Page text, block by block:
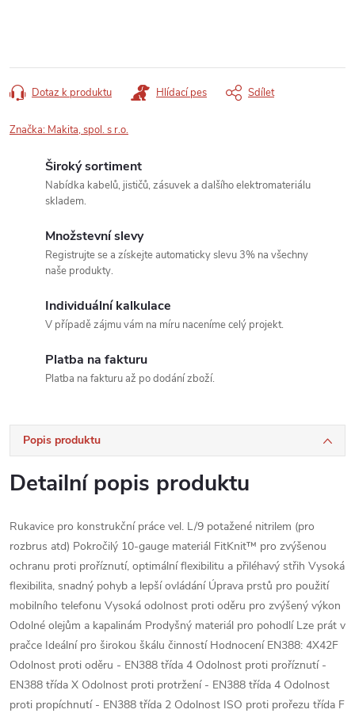
Dotaz k produktu Hlídací pes Sdílet
Značka: Makita, spol. s r.o.
Široký sortiment
Nabídka kabelů, jističů, zásuvek a dalšího elektromateriálu
skladem.
Množstevní slevy
Registrujte se a získejte automaticky slevu 3% na všechny
naše produkty.
Individuální kalkulace
V případě zájmu vám na míru naceníme celý projekt.
Platba na fakturu
Platba na fakturu až po dodání zboží.
Popis produktu
Detailní popis produktu
Rukavice pro konstrukční práce vel. L/9 potažené nitrilem (pro
rozbrus atd) Pokročilý 10-gauge materiál FitKnit™ pro zvýšenou
ochranu proti proříznutí, optimální flexibilitu a přiléhavý střih Vysoká
flexibilita, snadný pohyb a lepší ovládání Úprava prstů pro použití
mobilního telefonu Vysoká odolnost proti oděru pro zvýšený výkon
Odolné olejům a kapalinám Prodyšný materiál pro pohodlí Lze prát v
pračce Ideální pro širokou škálu činností Hodnocení EN388: 4X42F
Odolnost proti oděru - EN388 třída 4 Odolnost proti proříznutí -
EN388 třída X Odolnost proti protržení - EN388 třída 4 Odolnost
proti propíchnutí - EN388 třída 2 Odolnost ISO proti prořezu třída F